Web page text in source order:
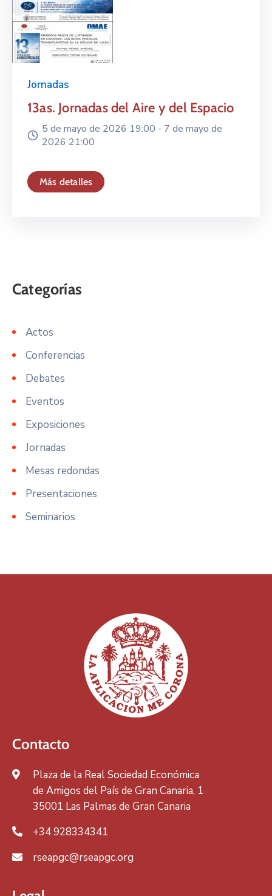
Jornadas
13as. Jornadas del Aire y del Espacio
5 de mayo de 2026 19:00 - 7 de mayo de
2026 21:00
Más detalles
Actos
Conferencias
Debates
Eventos
Exposiciones
Jornadas
Mesas redondas
Presentaciones
Seminarios
Contacto
Plaza de la Real Sociedad Económica
de Amigos del País de Gran Canaria, 1
35001 Las Palmas de Gran Canaria
+34 928334341
rseapgc@rseapgc.org